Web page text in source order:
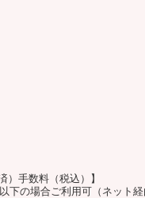
）手数料（税込）】
下の場合ご利用可（ネット